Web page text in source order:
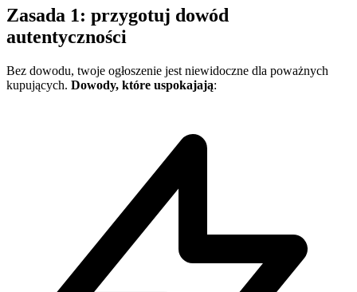
Zasada 1: przygotuj dowód
autentyczności
Bez dowodu, twoje ogłoszenie jest niewidoczne dla poważnych
kupujących. Dowody, które uspokajają: